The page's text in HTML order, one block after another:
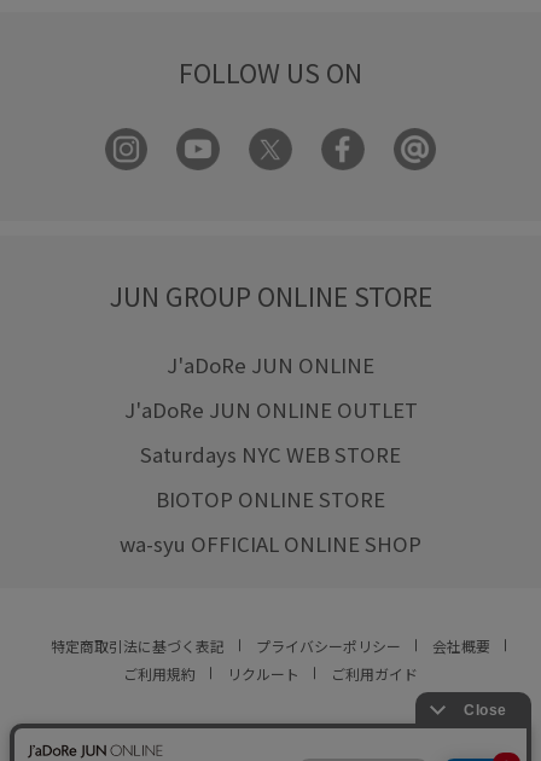
FOLLOW US ON
JUN GROUP ONLINE STORE
J'aDoRe JUN ONLINE
J'aDoRe JUN ONLINE OUTLET
Saturdays NYC WEB STORE
BIOTOP ONLINE STORE
wa-syu OFFICIAL ONLINE SHOP
特定商取引法に基づく表記 プライバシーポリシー
会社概要
ご利用規約
リクルート ご利用ガイド